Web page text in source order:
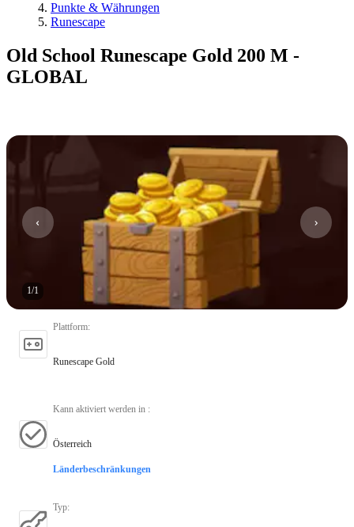
Punkte & Währungen
Runescape
Old School Runescape Gold 200 M -
GLOBAL
1/1
Plattform:
Runescape Gold
Kann aktiviert werden in :
Österreich
Länderbeschränkungen
Typ: